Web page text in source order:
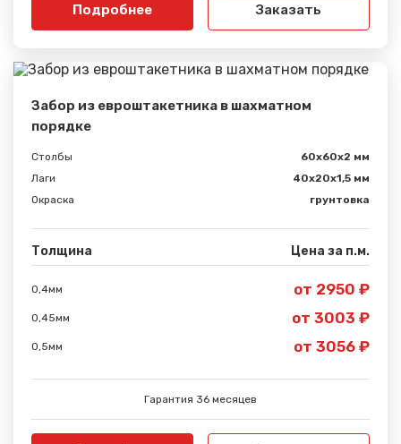
Подробнее Заказать
Забор из евроштакетника в шахматном
порядке
Столбы
60х60х2 мм
Лаги
40х20х1,5 мм
Окраска
грунтовка
Толщина Цена за п.м.
0,4мм от 2950 ₽
0,45мм от 3003 ₽
0,5мм от 3056 ₽
Гарантия 36 месяцев